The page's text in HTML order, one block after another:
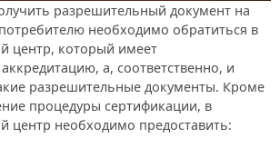
разрешительный документ на
необходимо обратиться в
центр, который имеет
а, соответственно, и
разрешительные документы. Кроме
процедуры сертификации, в
центр необходимо предоставить: